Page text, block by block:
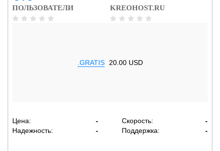
ПОЛЬЗОВАТЕЛИ KREOHOST.RU
.GRATIS 20.00 USD
Цена: - Скорость:
-
Надежность:
- Поддержка: -